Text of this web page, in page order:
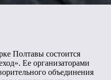
Полтавы состоится
Ее организаторами
объединения